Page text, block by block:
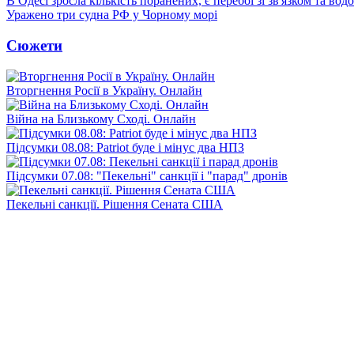
Уражено три судна РФ у Чорному морі
Сюжети
Вторгнення Росії в Україну. Онлайн
Війна на Близькому Сході. Онлайн
Підсумки 08.08: Patriot буде і мінус два НПЗ
Підсумки 07.08: "Пекельні" санкції і "парад" дронів
Пекельні санкції. Рішення Сената США